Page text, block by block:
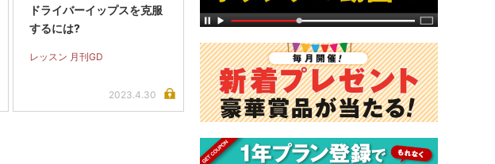
ドライバーイップスを克服
するには?
レッスン 月刊GD
2023.4.30